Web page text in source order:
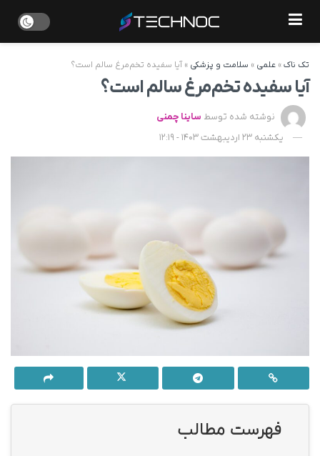
تک ناک» علمی » سلامت و پزشکی » آیا سفیده تخم‌مرغ سالم است؟
آیا سفیده تخم‌مرغ سالم است؟
نوشته شده توسط ساینا چمنی
یکشنبه 23 اردیبهشت 1403 - 12:19
فهرست مطالب